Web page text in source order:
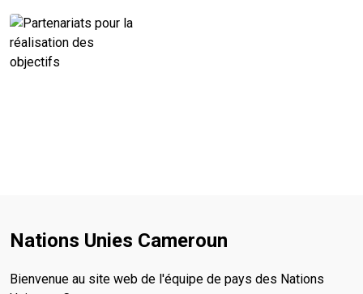
Nations Unies Cameroun
Bienvenue au site web de l'équipe de pays des Nations